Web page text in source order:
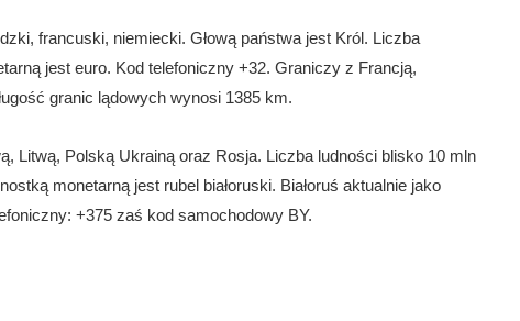
francuski, niemiecki. Głową państwa jest Król. Liczba
jest euro. Kod telefoniczny +32. Graniczy z Francją,
granic lądowych wynosi 1385 km.
Litwą, Polską Ukrainą oraz Rosja. Liczba ludności blisko 10 mln
monetarną jest rubel białoruski. Białoruś aktualnie jako
+375 zaś kod samochodowy BY.